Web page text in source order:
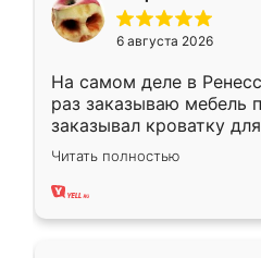
6 августа 2026
На самом деле в
раз заказываю мебель
заказывал кроватку
ребёнка при его
заказал шкаф-купе. По
хорошее сборка
Читать полностью